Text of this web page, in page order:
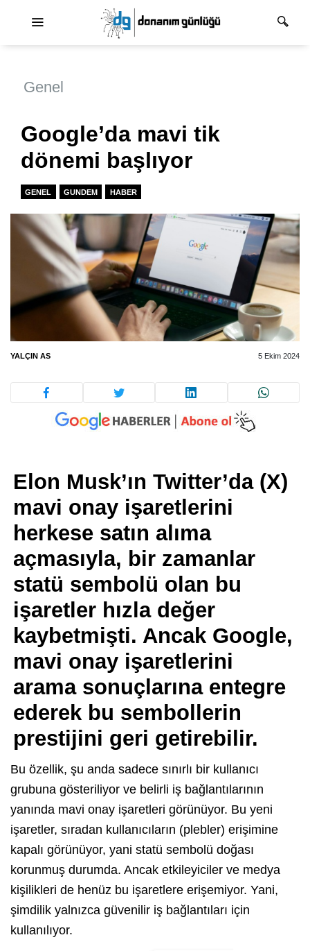
Genel
Google’da mavi tik
dönemi başlıyor
GENEL GUNDEM HABER
YALÇIN AS 5 Ekim 2024
Elon Musk’ın Twitter’da (X)
mavi onay işaretlerini
herkese satın alıma
açmasıyla, bir zamanlar
statü sembolü olan bu
işaretler hızla değer
kaybetmişti. Ancak Google,
mavi onay işaretlerini
arama sonuçlarına entegre
ederek bu sembollerin
prestijini geri getirebilir.
Bu özellik, şu anda sadece sınırlı bir kullanıcı
grubuna gösteriliyor ve belirli iş bağlantılarının
yanında mavi onay işaretleri görünüyor. Bu yeni
işaretler, sıradan kullanıcıların (plebler) erişimine
kapalı görünüyor, yani statü sembolü doğası
korunmuş durumda. Ancak etkileyiciler ve medya
kişilikleri de henüz bu işaretlere erişemiyor. Yani,
şimdilik yalnızca güvenilir iş bağlantıları için
kullanılıyor.